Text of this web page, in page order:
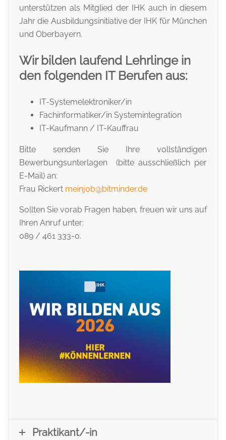
unterstützen als Mitglied der IHK auch in diesem
Jahr die Ausbildungsinitiative der IHK für München
und Oberbayern.
Wir bilden laufend Lehrlinge in
den folgenden IT Berufen aus:
IT-Systemelektroniker/in
Fachinformatiker/in Systemintegration
IT-Kaufmann / IT-Kauffrau
Bitte senden Sie Ihre vollständigen
Bewerbungsunterlagen (bitte ausschließlich per
E-Mail) an:
Frau Rickert meinjob@bitminder.de
Sollten Sie vorab Fragen haben, freuen wir uns auf
Ihren Anruf unter:
089 / 461 333-0.
Praktikant/-in